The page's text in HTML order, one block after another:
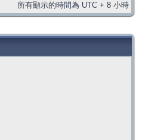
所有顯示的時間為 UTC + 8 小時